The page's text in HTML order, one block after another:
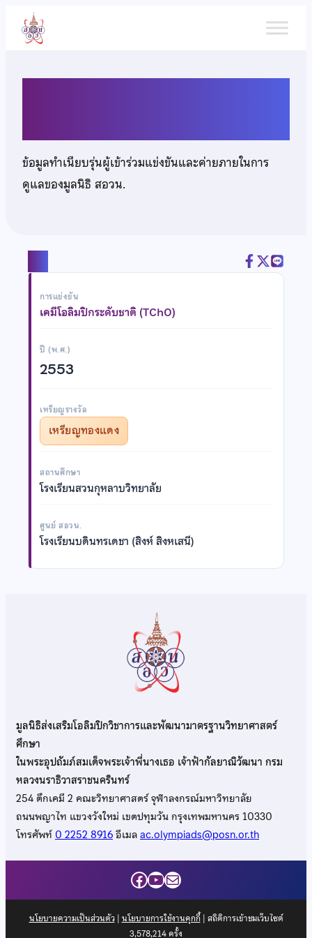
เนื้อหา
ข้อมูลทำเนียบรุ่นผู้เข้าร่วมแข่งขันและค่ายภายในการ
ดูแลของมูลนิธิ สอวน.
การแข่งขัน
เคมีโอลิมปิกระดับชาติ (TChO)
ปี (พ.ศ.)
2553
เหรียญรางวัล
เหรียญทองแดง
สถานศึกษา
โรงเรียนสวนกุหลาบวิทยาลัย
ศูนย์ สอวน.
โรงเรียนบดินทรเดชา (สิงห์ สิงหเสนี)
มูลนิธิส่งเสริมโอลิมปิกวิชาการและพัฒนามาตรฐานวิทยาศาสตร์
ศึกษา
ในพระอุปถัมภ์สมเด็จพระเจ้าพี่นางเธอ เจ้าฟ้ากัลยาณิวัฒนา กรม
หลวงนราธิวาสราชนครินทร์
254 ตึกเคมี 2 คณะวิทยาศาสตร์ จุฬาลงกรณ์มหาวิทยาลัย
ถนนพญาไท แขวงวังใหม่ เขตปทุมวัน กรุงเทพมหานคร 10330
โทรศัพท์0 2252 8916อีเมลac.olympiads@posn.or.th
Facebook
YouTube
Mail
นโยบายความเป็นส่วนตัว| นโยบายการใช้งานคุกกี้| สถิติการเข้าชมเว็บไซต์
3,578,214ครั้ง